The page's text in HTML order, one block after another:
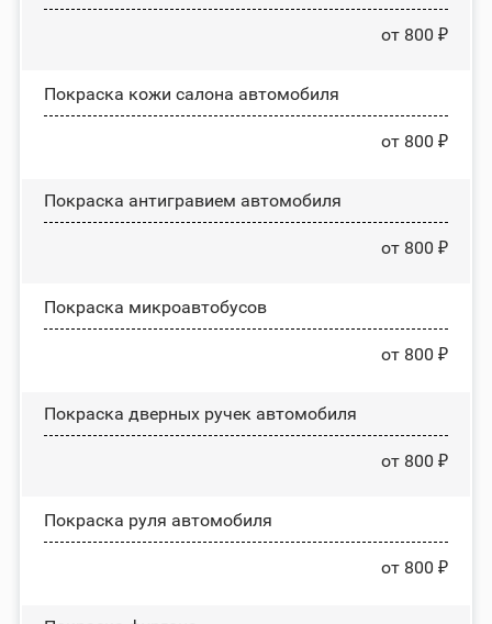
от 800 ₽
Покраска кожи салона автомобиля
от 800 ₽
Покраска антигравием автомобиля
от 800 ₽
Покраска микроавтобусов
от 800 ₽
Покраска дверных ручек автомобиля
от 800 ₽
Покраска руля автомобиля
от 800 ₽